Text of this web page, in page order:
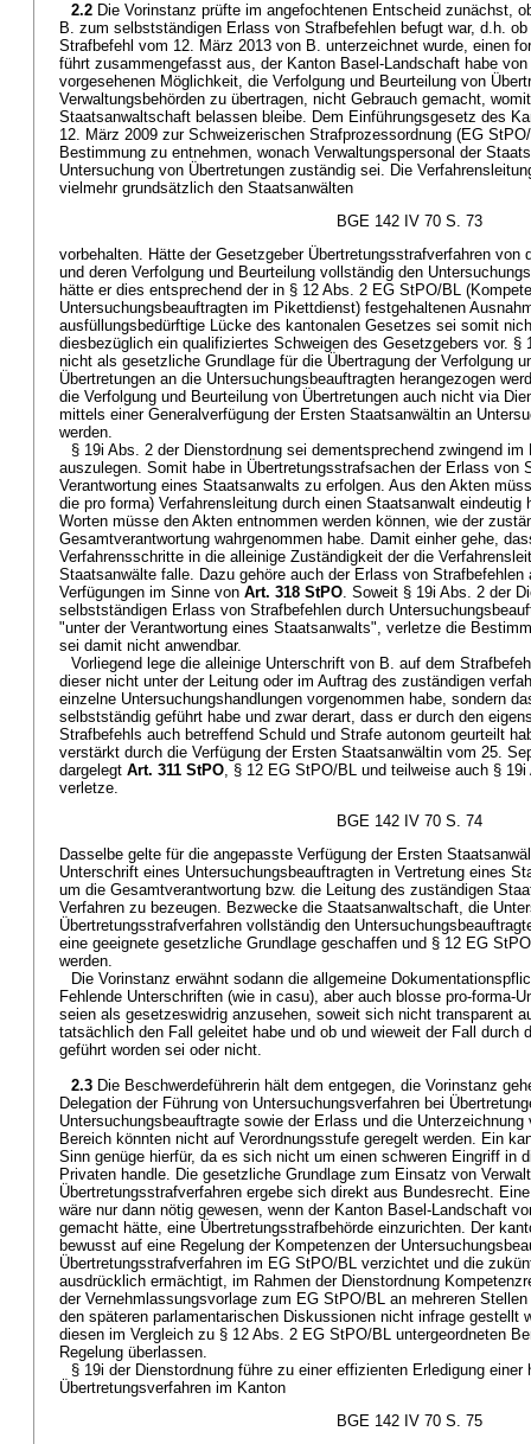
2.2 Die Vorinstanz prüfte im angefochtenen Entscheid zunächst,
B. zum selbstständigen Erlass von Strafbefehlen befugt war, d.h.
Strafbefehl vom 12. März 2013 von B. unterzeichnet wurde, einen
führt zusammengefasst aus, der Kanton Basel-Landschaft habe
vorgesehenen Möglichkeit, die Verfolgung und Beurteilung von
Verwaltungsbehörden zu übertragen, nicht Gebrauch gemacht,
Staatsanwaltschaft belassen bleibe. Dem Einführungsgesetz des
12. März 2009 zur Schweizerischen Strafprozessordnung (EG
Bestimmung zu entnehmen, wonach Verwaltungspersonal der
Untersuchung von Übertretungen zuständig sei. Die
vielmehr grundsätzlich den Staatsanwälten
BGE 142 IV 70 S. 73
vorbehalten. Hätte der Gesetzgeber Übertretungsstrafverfahren von
und deren Verfolgung und Beurteilung vollständig den
hätte er dies entsprechend der in § 12 Abs. 2 EG StPO/BL
Untersuchungsbeauftragten im Pikettdienst) festgehaltenen
ausfüllungsbedürftige Lücke des kantonalen Gesetzes sei somit
diesbezüglich ein qualifiziertes Schweigen des Gesetzgebers vor. §
nicht als gesetzliche Grundlage für die Übertragung der Verfolgung
Übertretungen an die Untersuchungsbeauftragten herangezogen
die Verfolgung und Beurteilung von Übertretungen auch nicht via
mittels einer Generalverfügung der Ersten Staatsanwältin an
werden.
§ 19i Abs. 2 der Dienstordnung sei dementsprechend zwingend
auszulegen. Somit habe in Übertretungsstrafsachen der Erlass von
Verantwortung eines Staatsanwalts zu erfolgen. Aus den Akten
die pro forma) Verfahrensleitung durch einen Staatsanwalt eindeutig
Worten müsse den Akten entnommen werden können, wie der
Gesamtverantwortung wahrgenommen habe. Damit einher gehe,
Verfahrensschritte in die alleinige Zuständigkeit der die
Staatsanwälte falle. Dazu gehöre auch der Erlass von
Verfügungen im Sinne von Art. 318 StPO. Soweit § 19i Abs. 2 der
selbstständigen Erlass von Strafbefehlen durch
"unter der Verantwortung eines Staatsanwalts", verletze die
sei damit nicht anwendbar.
Vorliegend lege die alleinige Unterschrift von B. auf dem
dieser nicht unter der Leitung oder im Auftrag des zuständigen
einzelne Untersuchungshandlungen vorgenommen habe, sondern
selbstständig geführt habe und zwar derart, dass er durch den
Strafbefehls auch betreffend Schuld und Strafe autonom geurteilt
verstärkt durch die Verfügung der Ersten Staatsanwältin vom 25.
dargelegt Art. 311 StPO, § 12 EG StPO/BL und teilweise auch §
verletze.
BGE 142 IV 70 S. 74
Dasselbe gelte für die angepasste Verfügung der Ersten
Unterschrift eines Untersuchungsbeauftragten in Vertretung eines
um die Gesamtverantwortung bzw. die Leitung des zuständigen
Verfahren zu bezeugen. Bezwecke die Staatsanwaltschaft, die
Übertretungsstrafverfahren vollständig den
eine geeignete gesetzliche Grundlage geschaffen und § 12 EG
werden.
Die Vorinstanz erwähnt sodann die allgemeine
Fehlende Unterschriften (wie in casu), aber auch blosse pro-forma-
seien als gesetzeswidrig anzusehen, soweit sich nicht transparent
tatsächlich den Fall geleitet habe und ob und wieweit der Fall durch
geführt worden sei oder nicht.
2.3 Die Beschwerdeführerin hält dem entgegen, die Vorinstanz
Delegation der Führung von Untersuchungsverfahren bei
Untersuchungsbeauftragte sowie der Erlass und die
Bereich könnten nicht auf Verordnungsstufe geregelt werden. Ein
Sinn genüge hierfür, da es sich nicht um einen schweren Eingriff in
Privaten handle. Die gesetzliche Grundlage zum Einsatz von
Übertretungsstrafverfahren ergebe sich direkt aus Bundesrecht.
wäre nur dann nötig gewesen, wenn der Kanton Basel-Landschaft
gemacht hätte, eine Übertretungsstrafbehörde einzurichten. Der
bewusst auf eine Regelung der Kompetenzen der
Übertretungsstrafverfahren im EG StPO/BL verzichtet und die
ausdrücklich ermächtigt, im Rahmen der Dienstordnung
der Vernehmlassungsvorlage zum EG StPO/BL an mehreren
den späteren parlamentarischen Diskussionen nicht infrage gestellt
diesen im Vergleich zu § 12 Abs. 2 EG StPO/BL untergeordneten
Regelung überlassen.
§ 19i der Dienstordnung führe zu einer effizienten Erledigung einer
Übertretungsverfahren im Kanton
BGE 142 IV 70 S. 75